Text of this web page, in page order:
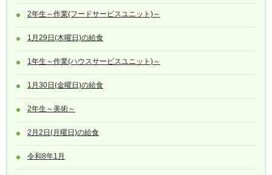
2年生～作業(フードサービスユニット)～
1月29日(木曜日)の給食
1年生～作業(ハウスサービスユニット)～
1月30日(金曜日)の給食
2年生～美術～
2月2日(月曜日)の給食
令和8年1月